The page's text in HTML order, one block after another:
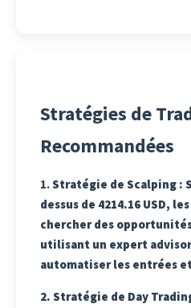
Stratégies de
Recommandées
1.Stratégie de Scalping :
dessus de 4214.16 USD,
chercher des
utilisant un expert
automatiser les entrées
2. Stratégie de Day